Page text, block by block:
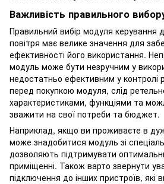
Важливість правильного
Правильний вибір модуля керування
повітря має велике значення для
ефективності його використання.
модуль може бути незручним у
недостатньо ефективним у контролі
перед покупкою модуля, слід
характеристиками, функціями та
зважити на свої потреби та бюджет.
Наприклад, якщо ви проживаєте в
може знадобитися модуль зі
дозволяють підтримувати
приміщенні. Також варто звернути
підключення до інших пристроїв, які